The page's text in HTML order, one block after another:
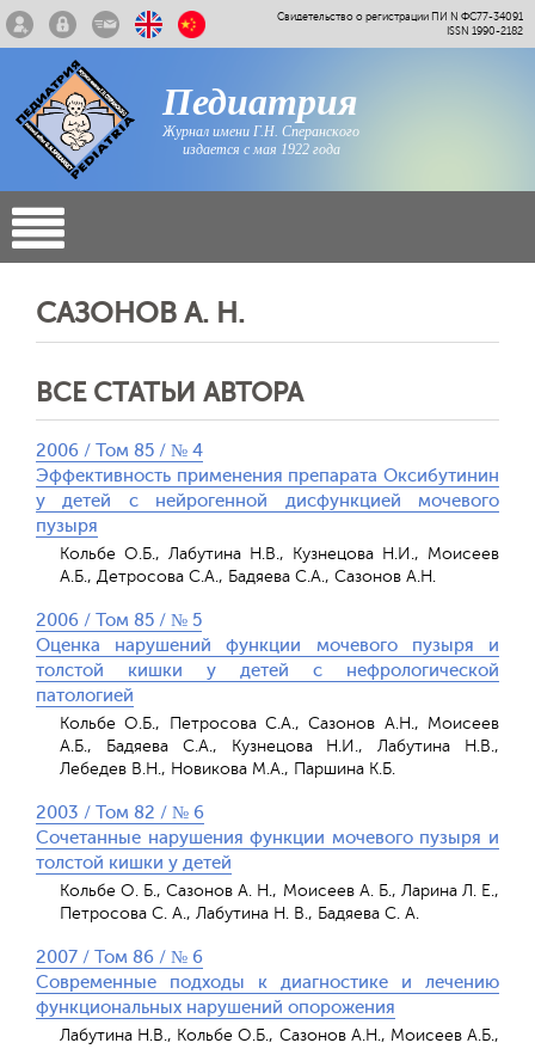
Свидетельство о регистрации ПИ N ФС77-34091
ISSN 1990-2182
Педиатрия
Журнал имени Г.Н. Сперанского
издается с мая 1922 года
САЗОНОВ А. Н.
ВСЕ СТАТЬИ АВТОРА
2006 / Том 85 / № 4
Эффективность применения препарата Оксибутинин
у детей с нейрогенной дисфункцией мочевого
пузыря
Кольбе О.Б., Лабутина Н.В., Кузнецова Н.И., Моисеев
А.Б., Детросова С.А., Бадяева С.А., Сазонов А.Н.
2006 / Том 85 / № 5
Оценка нарушений функции мочевого пузыря и
толстой кишки у детей с нефрологической
патологией
Кольбе О.Б., Петросова С.А., Сазонов А.Н., Моисеев
А.Б., Бадяева С.А., Кузнецова Н.И., Лабутина Н.В.,
Лебедев В.Н., Новикова М.А., Паршина К.Б.
2003 / Том 82 / № 6
Сочетанные нарушения функции мочевого пузыря и
толстой кишки у детей
Кольбе О. Б., Сазонов А. Н., Моисеев А. Б., Ларина Л. Е.,
Петросова С. А., Лабутина Н. В., Бадяева С. А.
2007 / Том 86 / № 6
Современные подходы к диагностике и лечению
функциональных нарушений опорожения
Лабутина Н.В., Кольбе О.Б., Сазонов А.Н., Моисеев А.Б.,